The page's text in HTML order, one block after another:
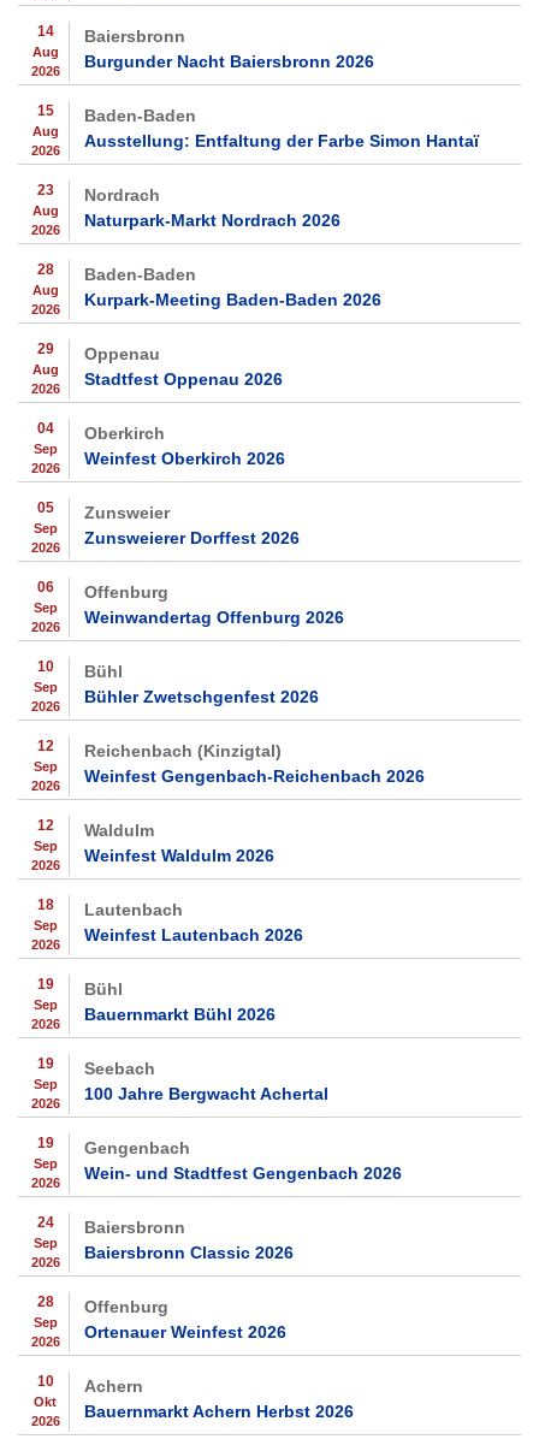
14
Aug
2026
Baiersbronn
Burgunder Nacht Baiersbronn 2026
15
Aug
2026
Baden-Baden
Ausstellung: Entfaltung der Farbe Simon Hantaï
23
Aug
2026
Nordrach
Naturpark-Markt Nordrach 2026
28
Aug
2026
Baden-Baden
Kurpark-Meeting Baden-Baden 2026
29
Aug
2026
Oppenau
Stadtfest Oppenau 2026
04
Sep
2026
Oberkirch
Weinfest Oberkirch 2026
05
Sep
2026
Zunsweier
Zunsweierer Dorffest 2026
06
Sep
2026
Offenburg
Weinwandertag Offenburg 2026
10
Sep
2026
Bühl
Bühler Zwetschgenfest 2026
12
Sep
2026
Reichenbach (Kinzigtal)
Weinfest Gengenbach-Reichenbach 2026
12
Sep
2026
Waldulm
Weinfest Waldulm 2026
18
Sep
2026
Lautenbach
Weinfest Lautenbach 2026
19
Sep
2026
Bühl
Bauernmarkt Bühl 2026
19
Sep
2026
Seebach
100 Jahre Bergwacht Achertal
19
Sep
2026
Gengenbach
Wein- und Stadtfest Gengenbach 2026
24
Sep
2026
Baiersbronn
Baiersbronn Classic 2026
28
Sep
2026
Offenburg
Ortenauer Weinfest 2026
10
Okt
2026
Achern
Bauernmarkt Achern Herbst 2026